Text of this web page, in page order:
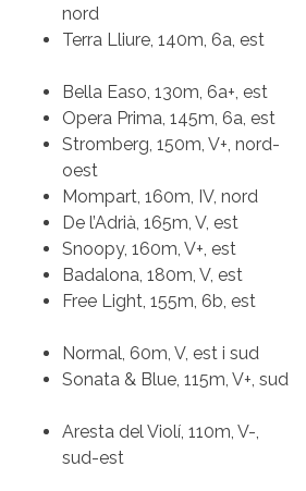
nord
Terra Lliure, 140m, 6a, est
Bella Easo, 130m, 6a+, est
Opera Prima, 145m, 6a, est
Stromberg, 150m, V+, nord-
oest
Mompart, 160m, IV, nord
De l’Adrià, 165m, V, est
Snoopy, 160m, V+, est
Badalona, 180m, V, est
Free Light, 155m, 6b, est
Normal, 60m, V, est i sud
Sonata & Blue, 115m, V+, sud
Aresta del Violí, 110m, V-,
sud-est